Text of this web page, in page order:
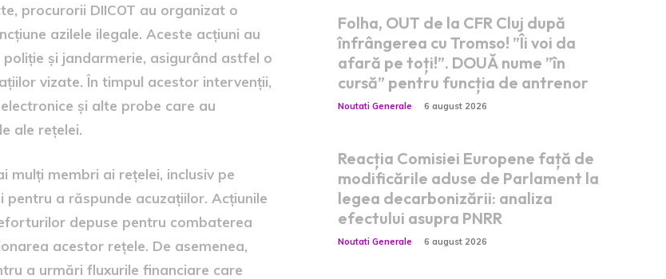
procurorii DIICOT au organizat o
azilele ilegale. Aceste acțiuni au
și jandarmerie, asigurând astfel o
vizate. În timpul acestor intervenții,
și alte probe care au
ale rețelei.
mulți membri ai rețelei, inclusiv pe
a răspunde acuzațiilor. Acțiunile
depuse pentru combaterea
acestor rețele. De asemenea,
a urmări fluxurile financiare care
Folha, OUT de la CFR Cluj după
înfrângerea cu Tromso! ”Îi voi da
afară pe toți!”. DOUĂ nume ”în
cursă” pentru funcția de antrenor
Noutati Generale 6 august 2026
Reacția Comisiei Europene față de
modificările aduse de Parlament la
legea decarbonizării: analiza
efectului asupra PNRR
Noutati Generale 6 august 2026